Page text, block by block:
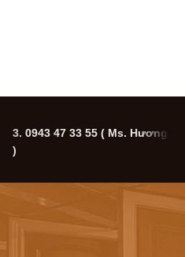
3. 0943 47 33 55 ( Ms. Hương
)